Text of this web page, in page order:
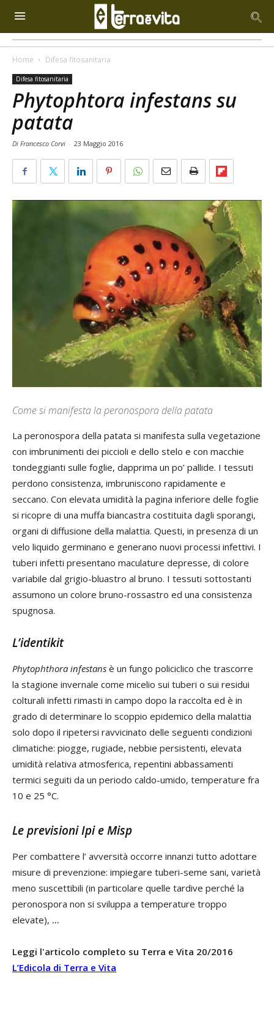
Home Difesa fitosanitaria
Difesa fitosanitaria
Phytophtora infestans su
patata
Di Francesco Corvi - 23 Maggio 2016
Come si manifesta la peronospora della patata
La peronospora della patata si manifesta sulla vegetazione
con imbrunimenti dei piccioli e dello stelo e con macchie
tondeggianti sulle foglie, dapprima un po’ pallide. I tessuti
perdono consistenza, imbruniscono rapidamente e
seccano. Con elevata umidità la pagina inferiore delle foglie
si ricopre di una muffa biancastra costituita dagli sporangi,
organi di diffusione della malattia. Questi, in presenza di un
velo liquido germinano e generano nuovi processi infettivi. I
tuberi infetti presentano maculature depresse, di colore
variabile dal grigio-bluastro al bruno. I tessuti sottostanti
assumono un colore bruno-rossastro ed una consistenza
spugnosa.
L’identikit
Phytophthora infestans è un fungo policiclico che trascorre
la stagione invernale come micelio sui tuberi o sui residui
colturali infetti rimasti in campo dopo la raccolta ed è in
grado di determinare lo scoppio epidemico della malattia
solo dopo il ripetersi ravvicinato delle seguenti condizioni
climatiche: piogge, rugiade, nebbie persistenti, elevata
umidità relativa atmosferica, repentini abbassamenti
termici seguiti da un periodo caldo-umido, temperature fra
10 e 25 °C.
Le previsioni Ipi e Misp
Per combattere l’ avversità occorre innanzi tutto adottare
misure di prevenzione: impiegare tuberi-seme sani, varietà
meno suscettibili (in particolare quelle tardive perché la
peronospora non si sviluppa a temperature troppo
elevate), ...
Leggi l'articolo completo su Terra e Vita 20/2016
L’Edicola di Terra e Vita